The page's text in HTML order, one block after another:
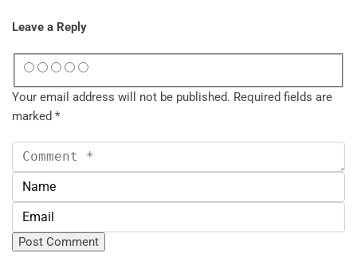
Leave a Reply
Your email address will not be published. Required fields are
marked *